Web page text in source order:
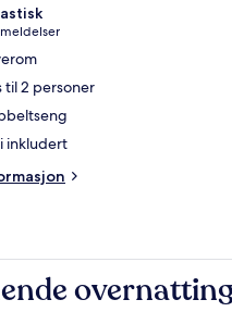
til 2 personer
inkludert